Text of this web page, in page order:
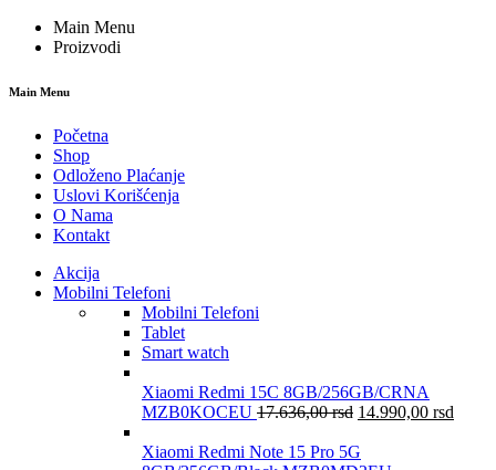
Main Menu
Proizvodi
Main Menu
Početna
Shop
Odloženo Plaćanje
Uslovi Korišćenja
O Nama
Kontakt
Akcija
Mobilni Telefoni
Mobilni Telefoni
Tablet
Smart watch
Xiaomi Redmi 15C 8GB/256GB/CRNA
MZB0KOCEU 17.636,00rsd 14.990,00 rsd
Xiaomi Redmi Note 15 Pro 5G